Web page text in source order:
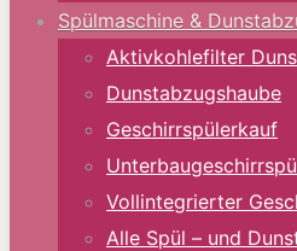
Spülmaschine &
Aktivkohlefilter
Dunstabzugshaube
Geschirrspülerkauf
Vollintegrierter
Alle Spül – und